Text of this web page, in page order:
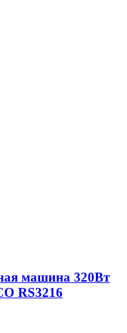
машина 320Вт
RS3216